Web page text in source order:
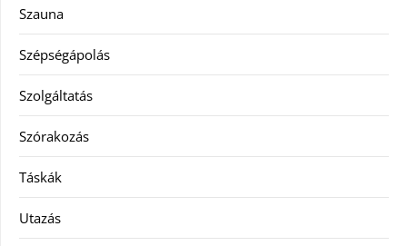
Szauna
Szépségápolás
Szolgáltatás
Szórakozás
Táskák
Utazás